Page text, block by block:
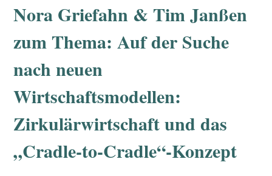
Nora Griefahn & Tim Janßen
zum Thema: Auf der Suche
nach neuen
Wirtschaftsmodellen:
Zirkulärwirtschaft und das
„Cradle-to-Cradle“-Konzept